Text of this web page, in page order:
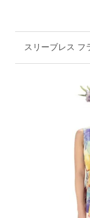
スリーブレス フ